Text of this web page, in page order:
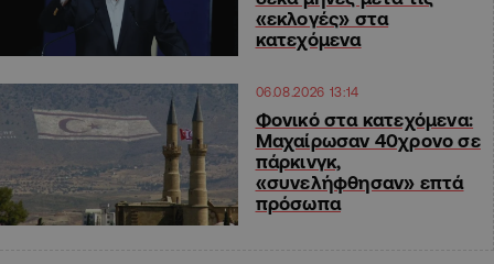
«εκλογές» στα
κατεχόμενα
06.08.2026 13:14
Φονικό στα κατεχόμενα:
Μαχαίρωσαν 40χρονο σε
πάρκινγκ,
«συνελήφθησαν» επτά
πρόσωπα